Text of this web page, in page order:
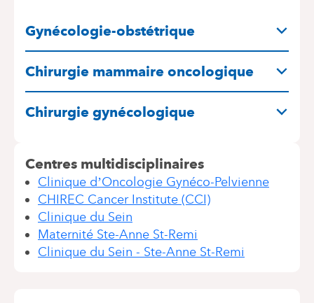
Gynécologie-obstétrique
Chirurgie mammaire oncologique
Chirurgie gynécologique
Centres multidisciplinaires
Clinique d’Oncologie Gynéco-Pelvienne
CHIREC Cancer Institute (CCI)
Clinique du Sein
Maternité Ste-Anne St-Remi
Clinique du Sein - Ste-Anne St-Remi